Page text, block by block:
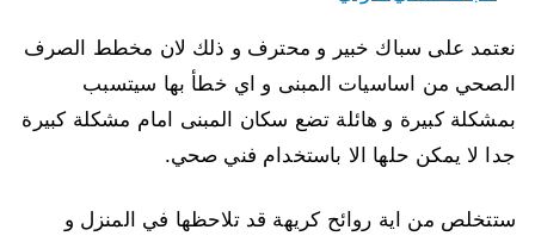
نعتمد على سباك خبير و محترف و ذلك لان مخطط الصرف
الصحي من اساسيات المبنى و اي خطأ بها سيتسبب
بمشكلة كبيرة و هائلة تضع سكان المبنى امام مشكلة كبيرة
جدا لا يمكن حلها الا باستخدام فني صحي.
ستتخلص من اية روائح كريهة قد تلاحظها في المنزل و